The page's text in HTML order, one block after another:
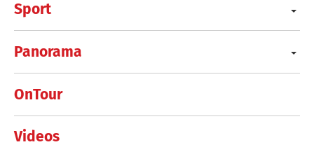
Sport
Panorama
OnTour
Videos